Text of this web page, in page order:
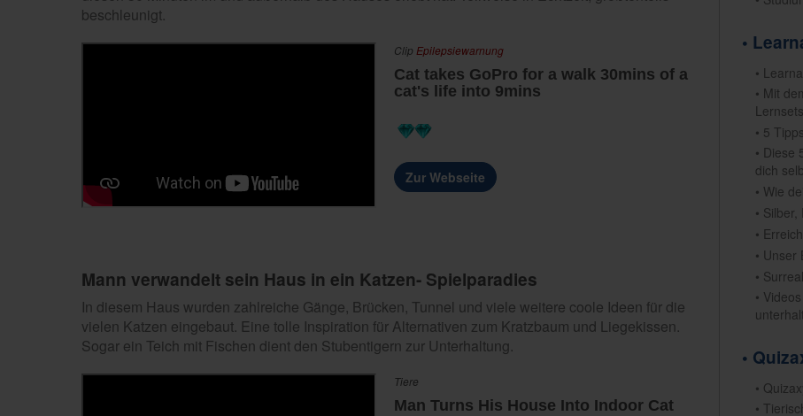
beschleunigt.
Clip Epilepsiewarnung
Cat takes GoPro for a walk 30mins of a
cat's life into 9mins
Zur Webseite
Mann verwandelt sein Haus in ein Katzen- Spielparadies
In diesem Haus wurden zahlreiche Gänge, Brücken, Tunnel und viele weitere coole Ideen für die
vielen Katzen eingebaut. Eine tolle Inspiration für Alternativen zum Kratzbaum und Liegekissen.
Sogar ein Teich mit Fischen dient den Stubentigern zur Unterhaltung.
Tiere
Man Turns His House Into Indoor Cat
•
•
• Mit
Lernsets
• 5
• Diese
dich
• Wie
•
•
• Unser
•
•
•
•
•